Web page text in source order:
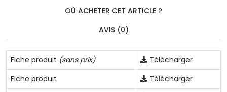
OÙ ACHETER CET ARTICLE ?
AVIS (0)
Fiche produit (sans prix)
Télécharger
Fiche produit
Télécharger